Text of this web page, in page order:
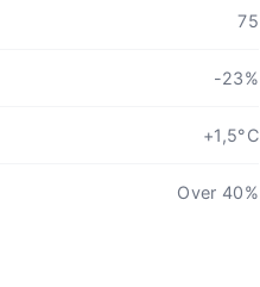
75
-23%
+1,5°C
Over 40%